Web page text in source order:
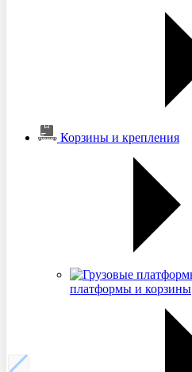
Корзины и крепления
платформы и корзины